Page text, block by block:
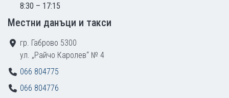
8:30 – 17:15
Местни данъци и такси
гр. Габрово 5300
ул. „Райчо Каролев“ № 4
066 804775
066 804776